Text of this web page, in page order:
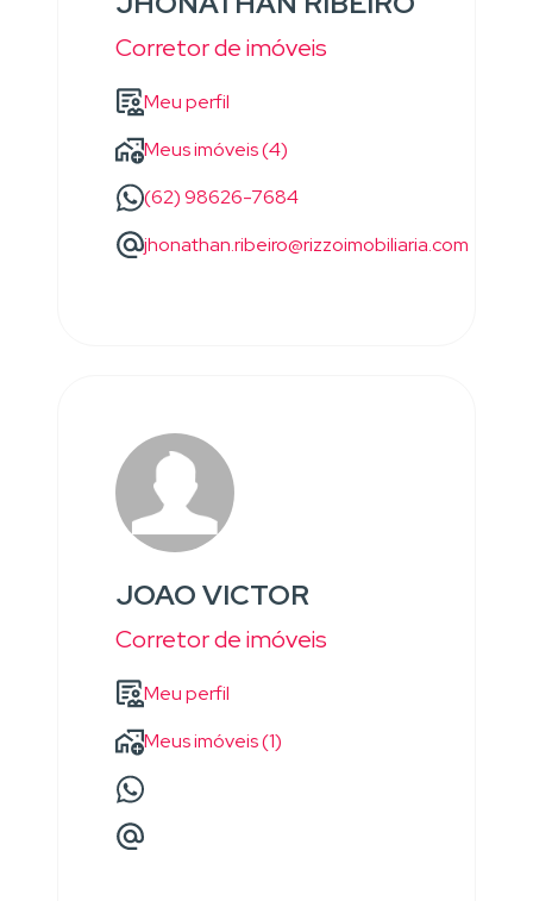
Corretor de imóveis
Meu perfil
Meus imóveis (4)
(62) 98626-7684
jhonathan.ribeiro@rizzoimobiliaria.com
JOAO VICTOR
Corretor de imóveis
Meu perfil
Meus imóveis (1)